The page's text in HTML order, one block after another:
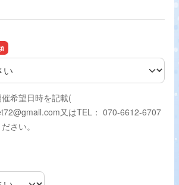
希望日時を記載(
又はTEL： 070-6612-6707
さい。